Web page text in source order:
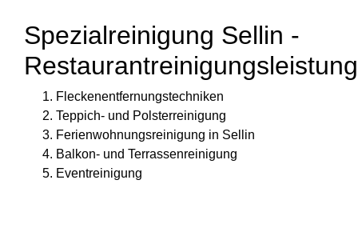
Spezialreinigung Sellin -
Fleckenentfernungstechniken
Teppich- und Polsterreinigung
Ferienwohnungsreinigung in Sellin
Balkon- und Terrassenreinigung
Eventreinigung